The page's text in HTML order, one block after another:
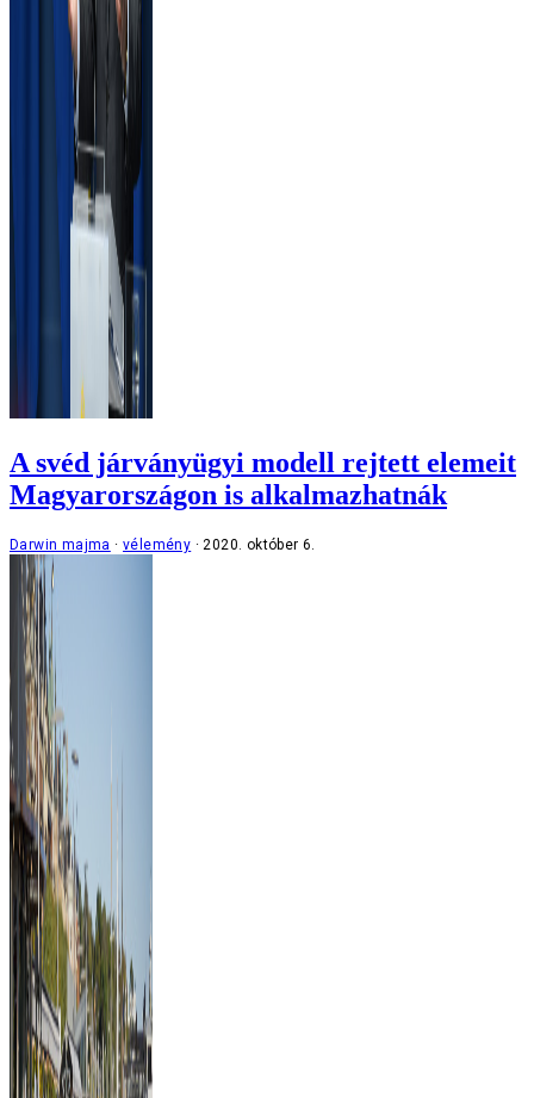
A svéd járványügyi modell rejtett elemeit
Magyarországon is alkalmazhatnák
Darwin majma vélemény 2020. október 6.